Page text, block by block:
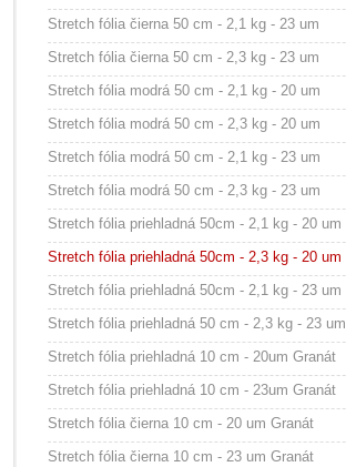
Stretch fólia čierna 50 cm - 2,1 kg - 23 um
Stretch fólia čierna 50 cm - 2,3 kg - 23 um
Stretch fólia modrá 50 cm - 2,1 kg - 20 um
Stretch fólia modrá 50 cm - 2,3 kg - 20 um
Stretch fólia modrá 50 cm - 2,1 kg - 23 um
Stretch fólia modrá 50 cm - 2,3 kg - 23 um
Stretch fólia priehladná 50cm - 2,1 kg - 20 um
Stretch fólia priehladná 50cm - 2,3 kg - 20 um
Stretch fólia priehladná 50cm - 2,1 kg - 23 um
Stretch fólia priehladná 50 cm - 2,3 kg - 23 um
Stretch fólia priehladná 10 cm - 20um Granát
Stretch fólia priehladná 10 cm - 23um Granát
Stretch fólia čierna 10 cm - 20 um Granát
Stretch fólia čierna 10 cm - 23 um Granát